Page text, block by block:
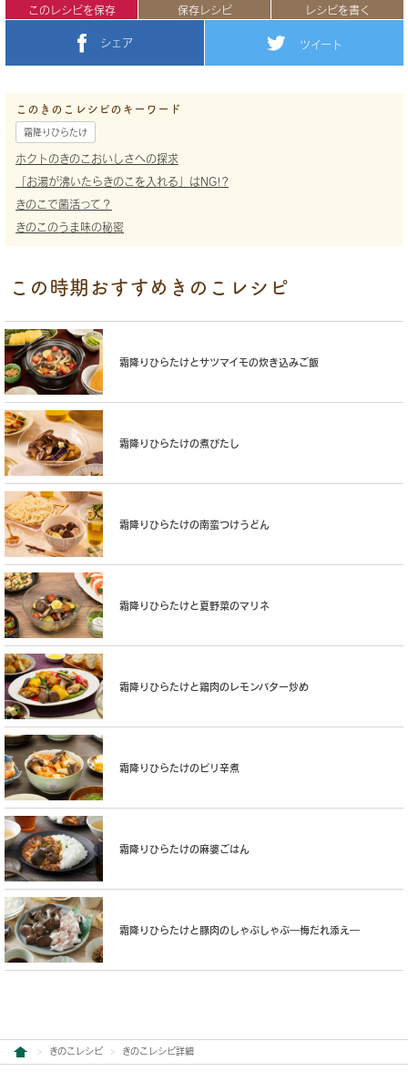
このレシピを保存 保存レシピ レシピを書く
シェア ツイート
このきのこレシピのキーワード
霜降りひらたけ
ホクトのきのこおいしさへの探求
「お湯が沸いたらきのこを入れる」はNG!?
きのこで菌活って？
きのこのうま味の秘密
この時期おすすめきのこレシピ
霜降りひらたけとサツマイモの炊き込みご飯
霜降りひらたけの煮びたし
霜降りひらたけの南蛮つけうどん
霜降りひらたけと夏野菜のマリネ
霜降りひらたけと鶏肉のレモンバター炒め
霜降りひらたけのピリ辛煮
霜降りひらたけの麻婆ごはん
霜降りひらたけと豚肉のしゃぶしゃぶ―梅だれ添え―
きのこレシピ きのこレシピ詳細